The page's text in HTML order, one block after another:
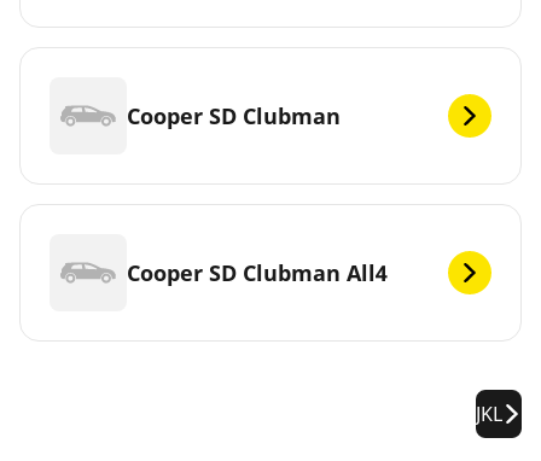
Cooper SD Clubman
Cooper SD Clubman All4
JKL